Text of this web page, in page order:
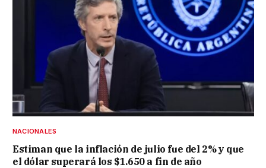
NACIONALES
Estiman que la inflación de julio fue del 2% y que
el dólar superará los $1.650 a fin de año